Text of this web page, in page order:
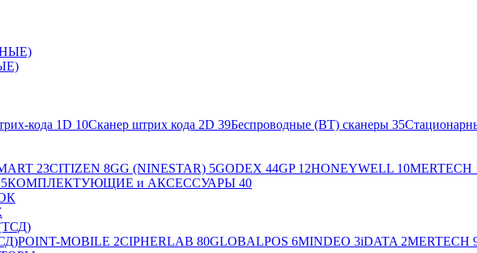
кода 1D 10Сканер штрих кода 2D 39Беспроводные (BT) сканеры 35
23CITIZEN 8GG (NINESTAR) 5GODEX 44GP12HONEYWELL 10MERTECH
5КОМПЛЕКТУЮЩИЕ и АКСЕССУАРЫ 40
POINT-MOBILE 2CIPHERLAB 80GLOBALPOS 6MINDEO 3iDATA 2MERTECH